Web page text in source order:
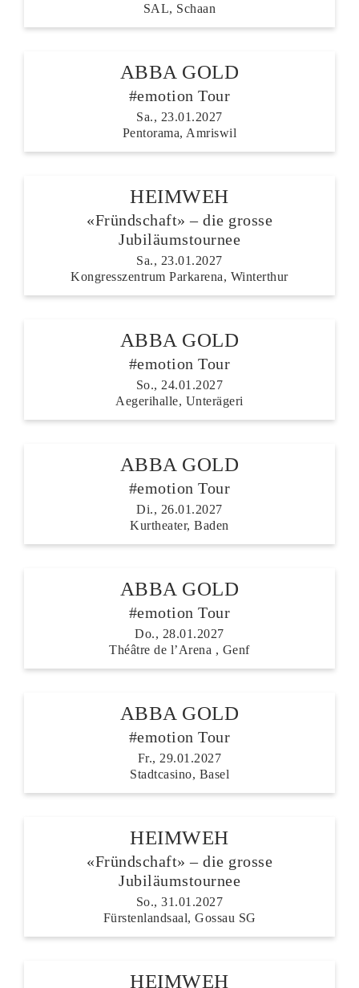
SAL, Schaan
ABBA GOLD
#emotion Tour
Sa., 23.01.2027
Pentorama, Amriswil
HEIMWEH
«Fründschaft» – die grosse
Jubiläumstournee
Sa., 23.01.2027
Kongresszentrum Parkarena, Winterthur
ABBA GOLD
#emotion Tour
So., 24.01.2027
Aegerihalle, Unterägeri
ABBA GOLD
#emotion Tour
Di., 26.01.2027
Kurtheater, Baden
ABBA GOLD
#emotion Tour
Do., 28.01.2027
Théâtre de l’Arena , Genf
ABBA GOLD
#emotion Tour
Fr., 29.01.2027
Stadtcasino, Basel
HEIMWEH
«Fründschaft» – die grosse
Jubiläumstournee
So., 31.01.2027
Fürstenlandsaal, Gossau SG
HEIMWEH